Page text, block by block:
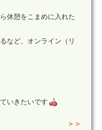
休憩をこまめに入れた
など、オンライン（リ
いきたいです
＞＞